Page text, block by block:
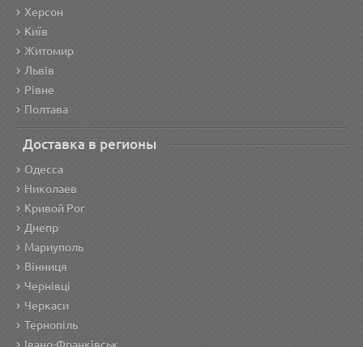
Херсон
Київ
Житомир
Львів
Рівне
Полтава
Доставка в регионы
Одесса
Николаев
Кривой Рог
Днепр
Мариуполь
Вінниця
Чернівці
Черкаси
Тернопіль